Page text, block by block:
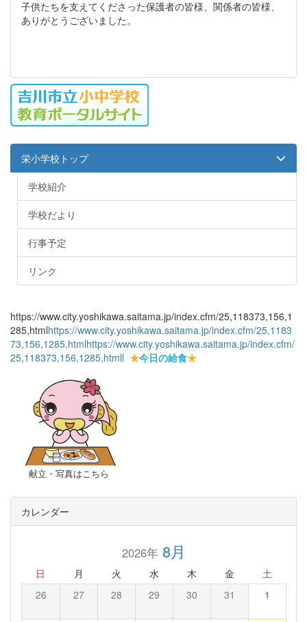
子供たちを支えてくださった保護者の皆様、関係者の皆様、
ありがとうございました。
栄小学校トップ
学校紹介
学校だより
行事予定
リンク
https://www.city.yoshikawa.saitama.jp/index.cfm/25,118373,156,1
285,htmlhttps://www.city.yoshikawa.saitama.jp/index.cfm/25,1183
73,156,1285,htmlhttps://www.city.yoshikawa.saitama.jp/index.cfm/
25,118373,156,1285,htmll ★今日の給食★
献立・写真はこちら
カレンダー
2026年8月
日 月 火 水 木 金 土
26 27 28 29 30 31 1